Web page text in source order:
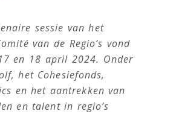
sessie van het
van de Regio’s vond
en 18 april 2024. Onder
het Cohesiefonds,
en het aantrekken van
en talent in regio’s